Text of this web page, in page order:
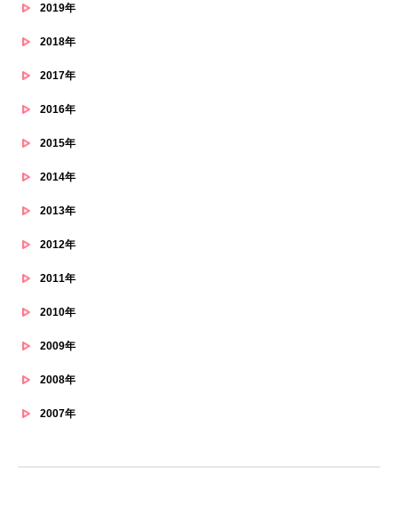
2019年
2018年
2017年
2016年
2015年
2014年
2013年
2012年
2011年
2010年
2009年
2008年
2007年